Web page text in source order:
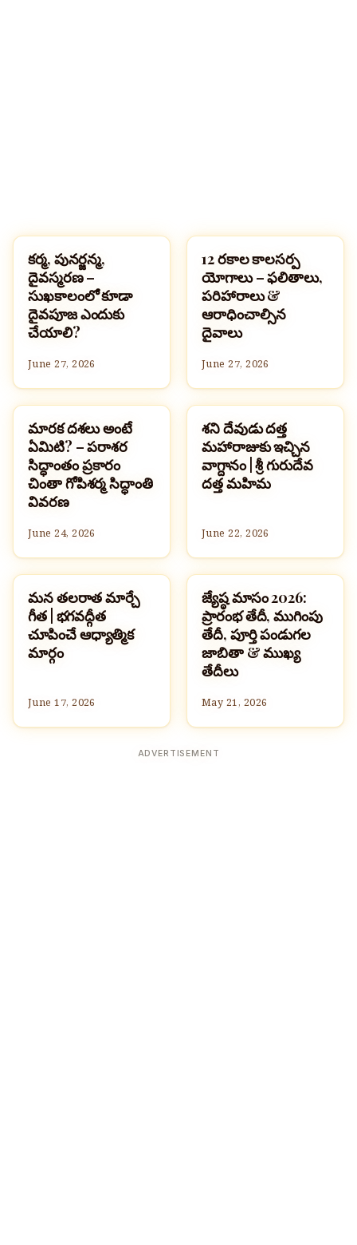
హిందూమతం
కర్మ, పునర్జన్మ,
దైవస్మరణ –
సుఖకాలంలో కూడా
దైవపూజ ఎందుకు
చేయాలి?
June 27, 2026
హిందూమతం
12 రకాల కాలసర్ప
యోగాలు – ఫలితాలు,
పరిహారాలు &
ఆరాధించాల్సిన
దైవాలు
June 27, 2026
హిందూమతం
మారక దశలు అంటే
ఏమిటి? – పరాశర
సిద్ధాంతం ప్రకారం
చింతా గోపిశర్మ సిద్ధాంతి
వివరణ
June 24, 2026
హిందూమతం
శని దేవుడు దత్త
మహారాజుకు ఇచ్చిన
వాగ్దానం | శ్రీ గురుదేవ
దత్త మహిమ
June 22, 2026
హిందూమతం
మన తలరాత మార్చే
గీత | భగవద్గీత
చూపించే ఆధ్యాత్మిక
మార్గం
June 17, 2026
పండుగలు
జ్యేష్ఠ మాసం 2026:
ప్రారంభ తేదీ, ముగింపు
తేదీ, పూర్తి పండుగల
జాబితా & ముఖ్య
తేదీలు
May 21, 2026
ADVERTISEMENT